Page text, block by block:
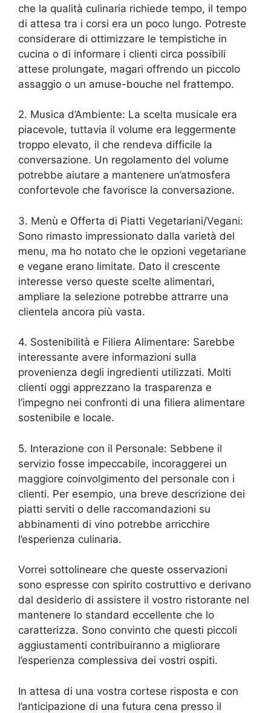
che la qualità culinaria richiede tempo, il tempo
di attesa tra i corsi era un poco lungo. Potreste
considerare di ottimizzare le tempistiche in
cucina o di informare i clienti circa possibili
attese prolungate, magari offrendo un piccolo
assaggio o un amuse-bouche nel frattempo.
2. Musica d’Ambiente: La scelta musicale era
piacevole, tuttavia il volume era leggermente
troppo elevato, il che rendeva difficile la
conversazione. Un regolamento del volume
potrebbe aiutare a mantenere un’atmosfera
confortevole che favorisce la conversazione.
3. Menù e Offerta di Piatti Vegetariani/Vegani:
Sono rimasto impressionato dalla varietà del
menu, ma ho notato che le opzioni vegetariane
e vegane erano limitate. Dato il crescente
interesse verso queste scelte alimentari,
ampliare la selezione potrebbe attrarre una
clientela ancora più vasta.
4. Sostenibilità e Filiera Alimentare: Sarebbe
interessante avere informazioni sulla
provenienza degli ingredienti utilizzati. Molti
clienti oggi apprezzano la trasparenza e
l’impegno nei confronti di una filiera alimentare
sostenibile e locale.
5. Interazione con il Personale: Sebbene il
servizio fosse impeccabile, incoraggerei un
maggiore coinvolgimento del personale con i
clienti. Per esempio, una breve descrizione dei
piatti serviti o delle raccomandazioni su
abbinamenti di vino potrebbe arricchire
l’esperienza culinaria.
Vorrei sottolineare che queste osservazioni
sono espresse con spirito costruttivo e derivano
dal desiderio di assistere il vostro ristorante nel
mantenere lo standard eccellente che lo
caratterizza. Sono convinto che questi piccoli
aggiustamenti contribuiranno a migliorare
l’esperienza complessiva dei vostri ospiti.
In attesa di una vostra cortese risposta e con
l’anticipazione di una futura cena presso il